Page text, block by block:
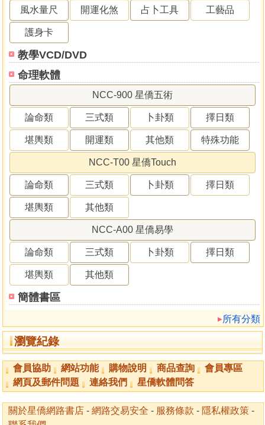
風水量尺 開運化煞 占卜工具 工藝品
護身卡
教學VCD/DVD
命理軟體
NCC-900 星僑五術
論命類 三式類 卜卦類 擇日類
堪輿類 開運類 其他類 特殊功能
NCC-T00 星僑Touch
論命類 三式類 卜卦類 擇日類
堪輿類 其他類
NCC-A00 星僑易學
論命類 三式類 卜卦類 擇日類
堪輿類 其他類
簡體書區
所有分類
瀏覽紀錄
會員協助 網站功能 購物說明 商品查詢
會員專區
網頁及郵件問題
連絡我們 星僑軟體問答
關於星僑網路書店 - 網路交易安全 - 服務條款 - 隱私權政策 -